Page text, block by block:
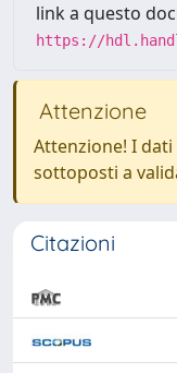
link a questo
https://
Attenzione
Attenzione! I
sottoposti a
Citazioni